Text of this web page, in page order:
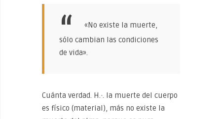
«No existe la muerte,
sólo cambian las condiciones
de vida».
Cuánta verdad. H.·. la muerte del cuerpo
es físico (material), más no existe la